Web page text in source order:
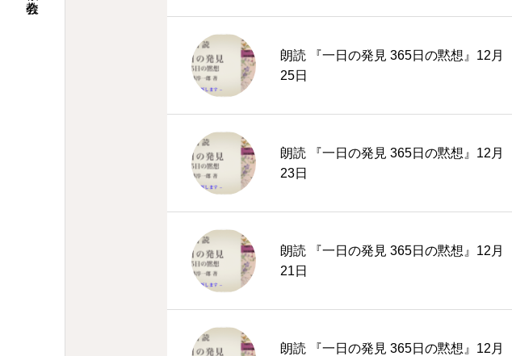
朗読 『一日の発見 365日の黙想』12月
25日
朗読 『一日の発見 365日の黙想』12月
23日
朗読 『一日の発見 365日の黙想』12月
21日
朗読 『一日の発見 365日の黙想』12月